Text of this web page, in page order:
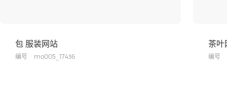
包 服装网站
编号 mo005_17436
茶叶
编号